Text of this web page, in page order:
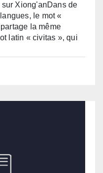
Xiong'anDans de
le mot «
la même
latin « civitas », qui